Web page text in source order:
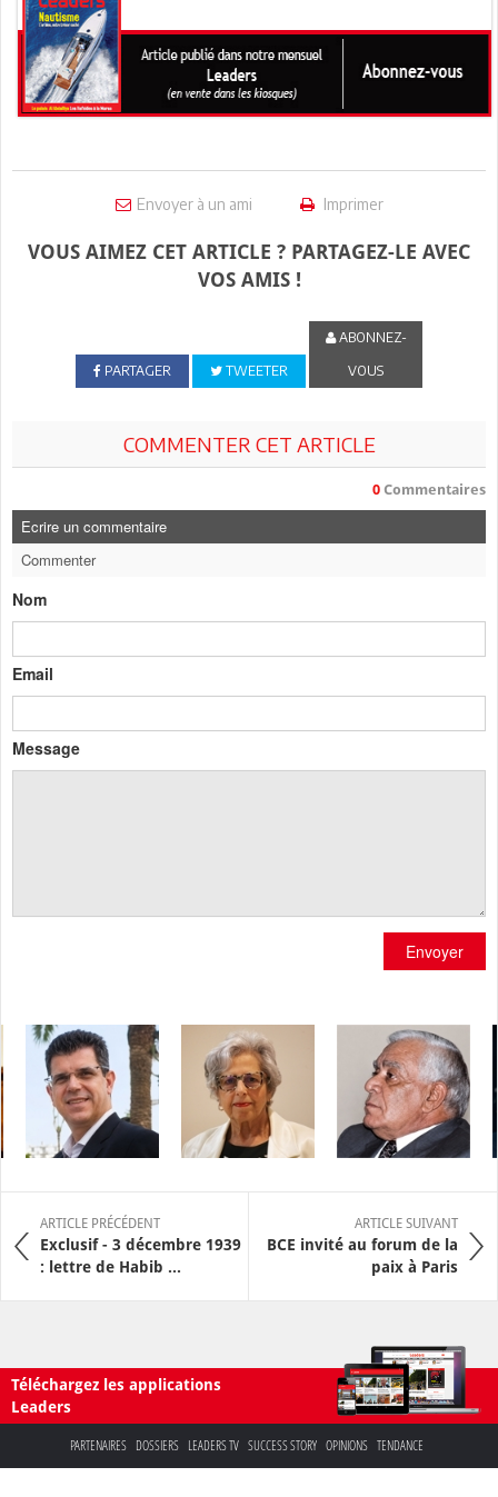
Envoyer à un ami Imprimer
VOUS AIMEZ CET ARTICLE ? PARTAGEZ-LE AVEC
VOS AMIS !
PARTAGER TWEETER
ABONNEZ-
VOUS
COMMENTER CET ARTICLE
0 Commentaires
Ecrire un commentaire
Commenter
Nom
Email
Message
Envoyer
ARTICLE PRÉCÉDENT
Exclusif - 3 décembre 1939
: lettre de Habib ...
ARTICLE SUIVANT
BCE invité au forum de la
paix à Paris
Téléchargez les applications
Leaders
PARTENAIRES DOSSIERS LEADERS TV SUCCESS STORY OPINIONS TENDANCE